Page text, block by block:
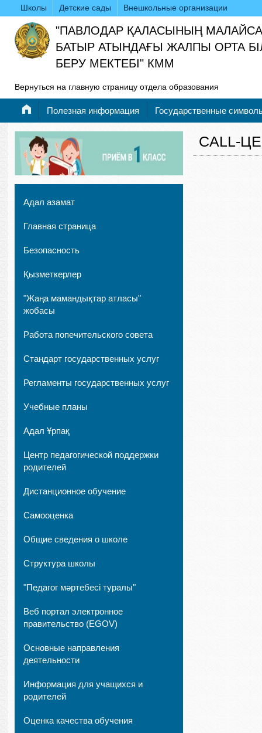
Школы Детские сады Внешкольные организации
"ПАВЛОДАР ҚАЛАСЫНЫҢ
БАТЫР АТЫНДАҒЫ ЖАЛПЫ ОРТА
БЕРУ МЕКТЕБІ" КММ
Вернуться на главную страницу отдела образования
Полезная информация Государственные
Адал азамат
Главная страница
Безопасность
Қызметкерлер
"Жаңа мамандықтар атласы"
жобасы
Работа попечительского совета
Стандарт государственных услуг
Регламенты государственных услуг
Учебные планы
Адал Ұрпақ
Центр педагогической поддержки
родителей
Дистанционное обучение
Самооценка
Общие сведения о школе
Структура школы
"Педагог мәртебесі туралы"
Веб портал электронное
правительство (EGOV)
Основные направления
деятельности
Информация для учащихся и
родителей
Оценка качества обучения
CALL-